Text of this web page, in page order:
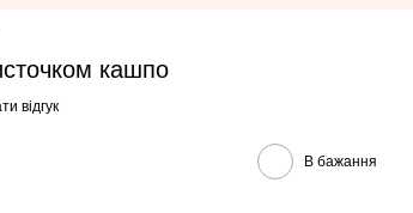
кашпо
відгук
В бажання